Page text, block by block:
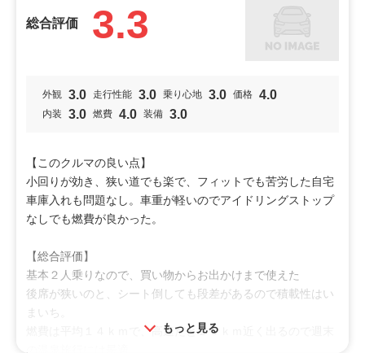
利用シーン
ドライブ
ビギナー ファミリー
カッコいい 安定性
小回り 加速
総合評価 3.3
外観 3.0 走行性能 3.0 乗り心地 3.0 価格 4.0
内装 3.0 燃費 4.0 装備 3.0
【このクルマの良い点】
小回りが効き、狭い道でも楽で、フィットでも苦労した自宅
車庫入れも問題なし。車重が軽いのでアイドリングストップ
なしでも燃費が良かった。
【総合評価】
基本２人乗りなので、買い物からお出かけまで使えた
後席が狭いのと、シート倒しても段差があるので積載性はい
まいち。
燃費は平均１４ｋｍで、高速だと２０ｋｍ近く出るので週末
の温泉旅行には最適。
もっと見る